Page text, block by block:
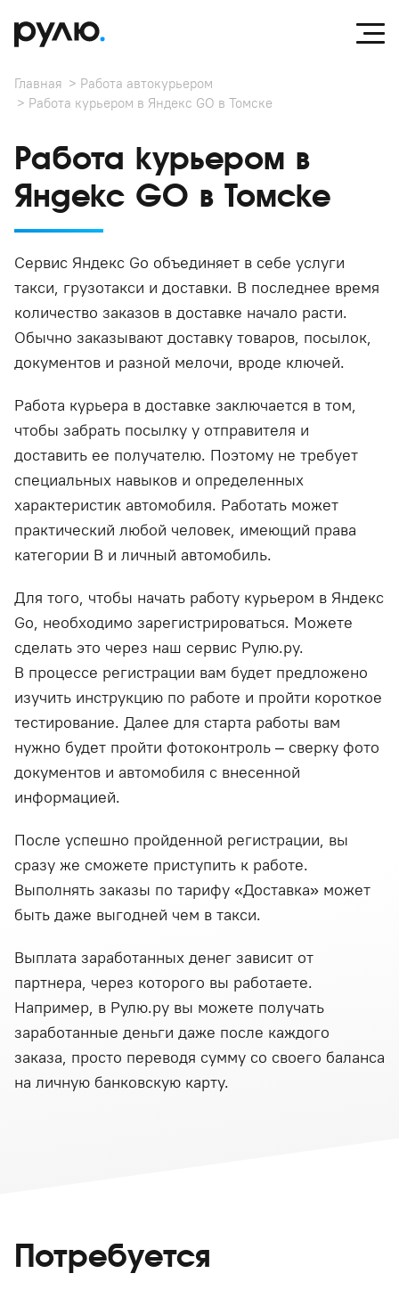
Главная
Работа автокурьером
Работа курьером в Яндекс GO в Томске
Работа курьером в
Яндекс GO в Томске
Сервис Яндекс Go объединяет в себе услуги
такси, грузотакси и доставки. В последнее время
количество заказов в доставке начало расти.
Обычно заказывают доставку товаров, посылок,
документов и разной мелочи, вроде ключей.
Работа курьера в доставке заключается в том,
чтобы забрать посылку у отправителя и
доставить ее получателю. Поэтому не требует
специальных навыков и определенных
характеристик автомобиля. Работать может
практический любой человек, имеющий права
категории В и личный автомобиль.
Для того, чтобы начать работу курьером в Яндекс
Go, необходимо зарегистрироваться. Можете
сделать это через наш сервис Рулю.ру.
В процессе регистрации вам будет предложено
изучить инструкцию по работе и пройти короткое
тестирование. Далее для старта работы вам
нужно будет пройти фотоконтроль – сверку фото
документов и автомобиля с внесенной
информацией.
После успешно пройденной регистрации, вы
сразу же сможете приступить к работе.
Выполнять заказы по тарифу «Доставка» может
быть даже выгодней чем в такси.
Выплата заработанных денег зависит от
партнера, через которого вы работаете.
Например, в Рулю.ру вы можете получать
заработанные деньги даже после каждого
заказа, просто переводя сумму со своего баланса
на личную банковскую карту.
Потребуется